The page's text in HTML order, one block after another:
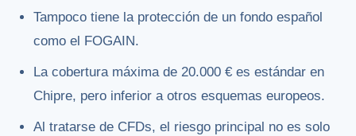
Tampoco tiene la protección de un fondo español
como el FOGAIN.
La cobertura máxima de 20.000 € es estándar en
Chipre, pero inferior a otros esquemas europeos.
Al tratarse de CFDs, el riesgo principal no es solo